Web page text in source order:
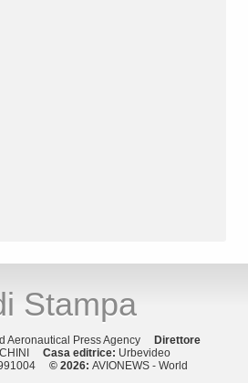
Stampa
Aeronautical Press Agency Direttore
Casa editrice: Urbevideo
© 2026: AVIONEWS - World